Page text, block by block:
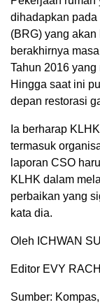
dihadapkan pada
(BRG) yang
berakhirnya
Tahun 2016
Hingga saat ini
depan restorasi
Ia berharap
termasuk
laporan CSO
KLHK dalam
perbaikan yang
kata dia.
Oleh ICHWAN
Editor EVY
Sumber: